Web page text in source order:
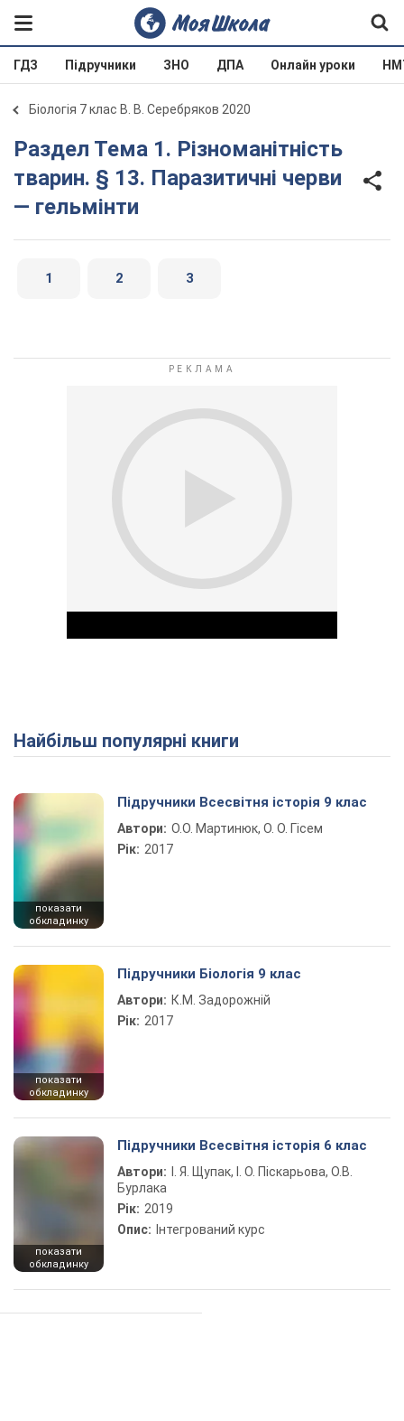
ГДЗ Підручники ЗНО ДПА Онлайн уроки
Біологія 7 клас В. В. Серебряков 2020
Раздел Тема 1. Різноманітність
тварин. § 13. Паразитичні черви
— гельмінти
1 2 3
Play Video
Найбільш популярні книги
показати
обкладинку
Підручники Всесвітня історія 9 клас
Автори: О.О. Мартинюк, О. О. Гісем
Рік: 2017
показати
обкладинку
Підручники Біологія 9 клас
Автори: К.М. Задорожній
Рік: 2017
показати
обкладинку
Підручники Всесвітня історія 6 клас
Автори:
І. Я. Щупак, І. О. Піскарьова, О.В.
Бурлака
Рік: 2019
Опис: Інтегрований курс